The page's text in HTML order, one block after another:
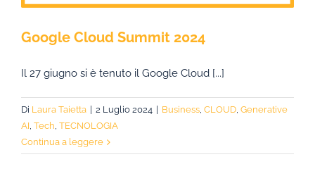
Google Cloud Summit 2024
Il 27 giugno si è tenuto il Google Cloud [...]
Di Laura Taietta 2 Luglio 2024 Business, CLOUD, Generative
AI, Tech, TECNOLOGIA
Continua a leggere